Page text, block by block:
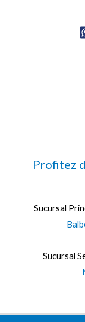
Profitez
Sucursal
Sucursal